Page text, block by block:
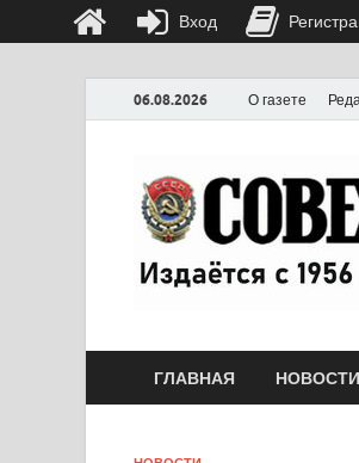
06.08.2026 О газете
ГЛАВНАЯ НОВОСТИ
Вход